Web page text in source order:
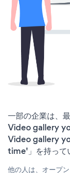
一部の企業は、
Video gallery
Video gallery
time'」を持って
他の人は、オープ